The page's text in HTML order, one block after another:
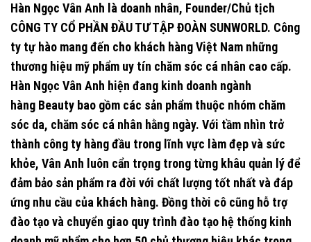
Hàn Ngọc Vân Anh là doanh nhân, Founder/Chủ tịch
CÔNG TY CỔ PHẦN ĐẦU TƯ TẬP ĐOÀN SUNWORLD. Công
ty tự hào mang đến cho khách hàng Việt Nam những
thương hiệu mỹ phẩm uy tín chăm sóc cá nhân cao cấp.
Hàn Ngọc Vân Anh hiện đang kinh doanh ngành
hàng Beauty bao gồm các sản phẩm thuộc nhóm chăm
sóc da, chăm sóc cá nhân hằng ngày. Với tầm nhìn trở
thành công ty hàng đầu trong lĩnh vực làm đẹp và sức
khỏe, Vân Anh luôn cẩn trọng trong từng khâu quản lý để
đảm bảo sản phẩm ra đời với chất lượng tốt nhất và đáp
ứng nhu cầu của khách hàng. Đồng thời cô cũng hỗ trợ
đào tạo và chuyển giao quy trình đào tạo hệ thống kinh